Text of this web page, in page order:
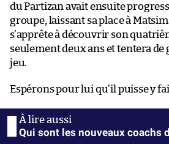
du Partizan avait ensuite
groupe, laissant sa place à
s’apprête à découvrir son
seulement deux ans et tentera de
jeu.
Espérons pour lui qu’il puisse y
Qui sont les nouveaux coachs